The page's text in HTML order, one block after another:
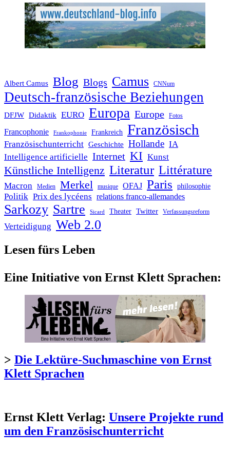
Albert Camus Blog Blogs Camus CNNum
Deutsch-französische Beziehungen
DFJW Didaktik EURO Europa Europe Fotos
Francophonie Frankophonie Frankreich Französisch
Französischunterricht Geschichte Hollande IA
Intelligence artificielle Internet KI Kunst
Künstliche Intelligenz Literatur Littérature
Macron Medien Merkel musique OFAJ Paris philosophie
Politik Prix des lycéens relations franco-allemandes
Sarkozy Sartre Sicard Theater Twitter Verfassungsreform
Verteidigung Web 2.0
Lesen fürs Leben
Eine Initiative von Ernst Klett Sprachen:
> Die Lektüre-Suchmaschine von Ernst
Klett Sprachen
Ernst Klett Verlag: Unsere Projekte rund
um den Französischunterricht